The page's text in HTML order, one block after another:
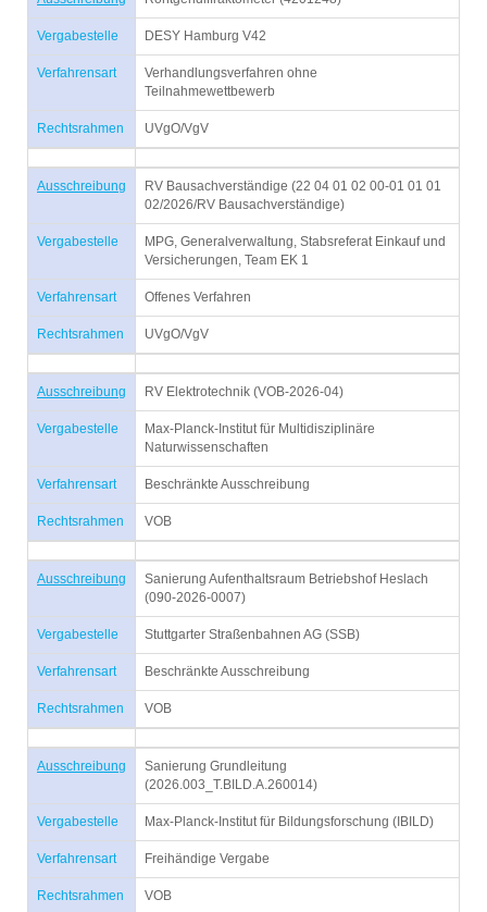
Vergabestelle DESY Hamburg V42
Verfahrensart
Verhandlungsverfahren ohne
Teilnahmewettbewerb
Rechtsrahmen UVgO/VgV
Ausschreibung
RV Bausachverständige (22 04 01 02 00-01 01 01
02/2026/RV Bausachverständige)
Vergabestelle
MPG, Generalverwaltung, Stabsreferat Einkauf und
Versicherungen, Team EK 1
Verfahrensart Offenes Verfahren
Rechtsrahmen UVgO/VgV
Ausschreibung RV Elektrotechnik (VOB-2026-04)
Vergabestelle
Max-Planck-Institut für Multidisziplinäre
Naturwissenschaften
Verfahrensart Beschränkte Ausschreibung
Rechtsrahmen VOB
Ausschreibung
Sanierung Aufenthaltsraum Betriebshof Heslach
(090-2026-0007)
Vergabestelle Stuttgarter Straßenbahnen AG (SSB)
Verfahrensart Beschränkte Ausschreibung
Rechtsrahmen VOB
Ausschreibung
Sanierung Grundleitung
(2026.003_T.BILD.A.260014)
Vergabestelle Max-Planck-Institut für Bildungsforschung (IBILD)
Verfahrensart Freihändige Vergabe
Rechtsrahmen VOB